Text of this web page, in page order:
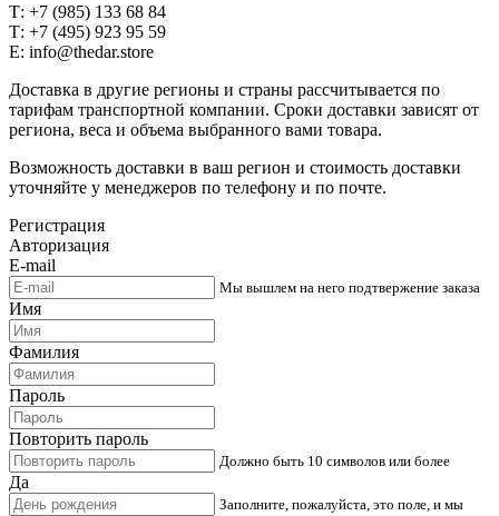
Т: +7 (985) 133 68 84
Т: +7 (495) 923 95 59
E: info@thedar.store
Доставка в другие регионы и страны рассчитывается по
тарифам транспортной компании. Сроки доставки зависят от
региона, веса и объема выбранного вами товара.
Возможность доставки в ваш регион и стоимость доставки
уточняйте у менеджеров по телефону и по почте.
Регистрация
Авторизация
E-mail
Мы вышлем на него подтвержение заказа
Имя
Фамилия
Пароль
Повторить пароль
Должно быть 10 символов или более
Да
Заполните, пожалуйста, это поле, и мы